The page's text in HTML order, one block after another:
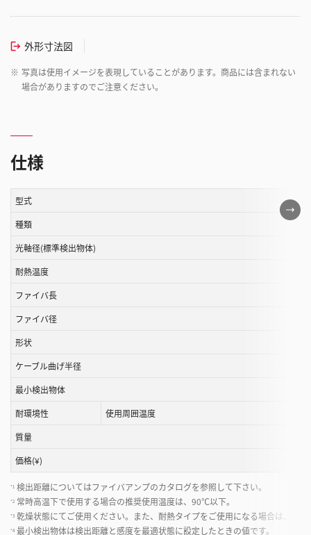
外形寸法図
※ 写真は使用イメージを表現していることがあります。商品には含まれない
場合がありますのでご注意ください。
仕様
こ
の
型式
種類
光軸径(標準検出物体)
耐熱温度
ファイバ長
ファイバ径
形状
ケーブル曲げ半径
最小検出物体
耐環境性
使用周囲温度
質量
価格(¥)
*1 検出距離についてはファイバアンプのカタログを参照して下さい。
*2 常時高温下で使用する場合の推奨使用温度は、90℃以下。
*3 乾燥状態にてご使用ください。また、耐熱タイプをご使用になる場合は、周
*4 最小検出物体は検出距離と感度を最適状態に設定したときの値です。